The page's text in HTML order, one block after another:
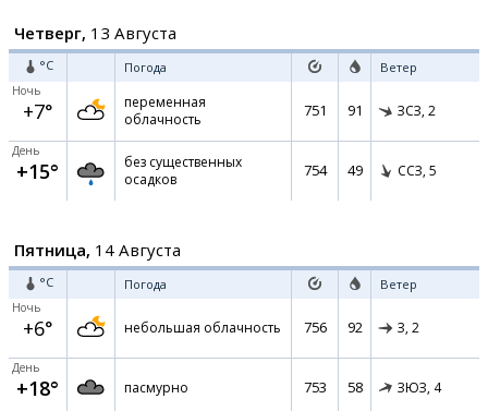
Четверг, 13 Августа
°C Погода Ветер
Ночь
+7°
переменная
облачность
751 91 ЗСЗ, 2
День
+15°
без существенных
осадков
754 49 ССЗ, 5
Пятница, 14 Августа
°C Погода Ветер
Ночь
+6° небольшая облачность 756 92 З, 2
День
+18° пасмурно 753 58 ЗЮЗ, 4